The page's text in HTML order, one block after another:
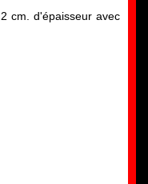
cm. d'épaisseur avec